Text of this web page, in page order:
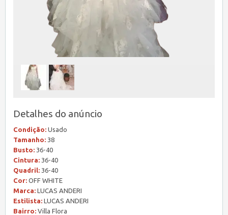
Detalhes do anúncio
Condição: Usado
Tamanho: 38
Busto: 36-40
Cintura: 36-40
Quadril: 36-40
Cor: OFF WHITE
Marca: LUCAS ANDERI
Estilista: LUCAS ANDERI
Bairro: Villa Flora